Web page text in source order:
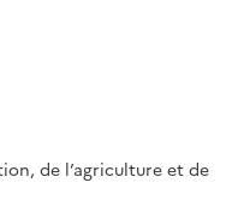
de l’agriculture et de